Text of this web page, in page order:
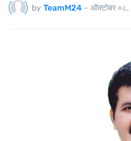
by TeamM24 - ऑक्टोबर